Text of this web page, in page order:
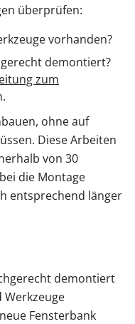
überprüfen:
vorhanden?
demontiert?
zum
ohne auf
Diese Arbeiten
von 30
die Montage
entsprechend länger
demontiert
Fensterbank